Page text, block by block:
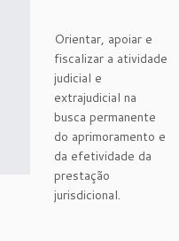
Orientar, apoiar e
fiscalizar a atividade
judicial e
extrajudicial na
busca permanente
do aprimoramento e
da efetividade da
prestação
jurisdicional.